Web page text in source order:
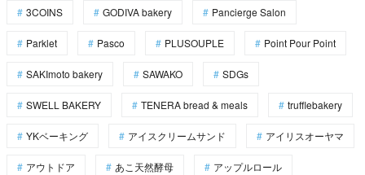
3COINS GODIVA bakery Pancierge Salon
Parklet Pasco PLUSOUPLE Point Pour Point
SAKImoto bakery SAWAKO SDGs
SWELL BAKERY TENERA bread & meals trufflebakery
YKベーキング アイスクリームサンド アイリスオーヤマ
アウトドア あこ天然酵母 アップルロール